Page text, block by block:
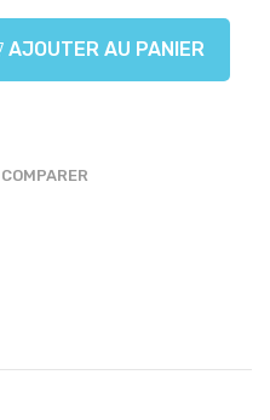
AJOUTER AU PANIER
COMPARER